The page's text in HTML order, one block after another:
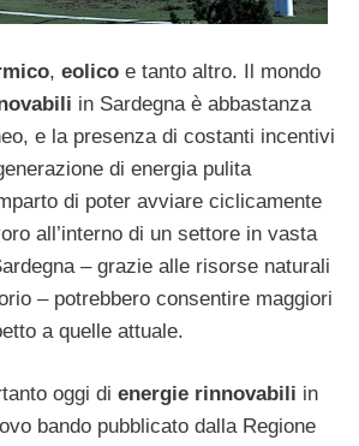
, eolico e tanto altro. Il mondo
in Sardegna è abbastanza
e la presenza di costanti incentivi
di energia pulita
di poter avviare ciclicamente
all’interno di un settore in vasta
– grazie alle risorse naturali
– potrebbero consentire maggiori
a quelle attuale.
oggi di energie rinnovabili in
bando pubblicato dalla Regione